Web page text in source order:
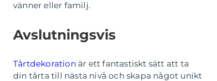
vänner eller familj.
Avslutningsvis
Tårtdekoration är ett fantastiskt sätt att ta
din tårta till nästa nivå och skapa något unikt